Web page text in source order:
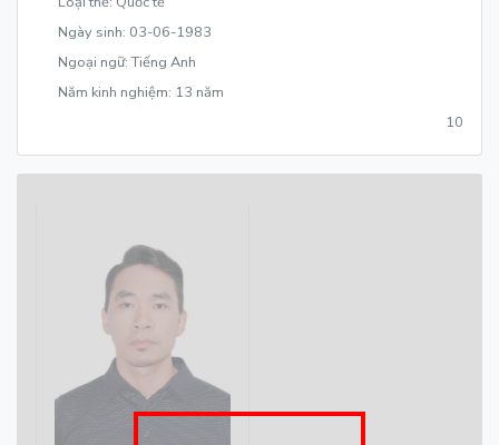
Ngày sinh: 03-06-1983
Ngoại ngữ: Tiếng Anh
Năm kinh nghiệm: 13 năm
10